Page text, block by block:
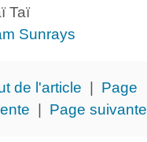
Taï
Sunrays
de l'article
Page
Page suivante